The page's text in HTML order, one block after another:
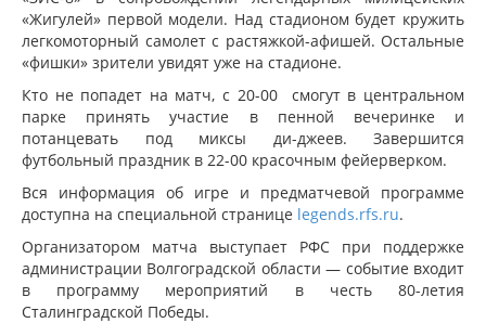
«Жигулей» первой модели. Над стадионом будет кружить
легкомоторный самолет с растяжкой-афишей. Остальные
«фишки» зрители увидят уже на стадионе.
Кто не попадет на матч, с 20-00 смогут в центральном
парке принять участие в пенной вечеринке и
потанцевать под миксы ди-джеев. Завершится
футбольный праздник в 22-00 красочным фейерверком.
Вся информация об игре и предматчевой программе
доступна на специальной странице legends.rfs.ru.
Организатором матча выступает РФС при поддержке
администрации Волгоградской области — событие входит
в программу мероприятий в честь 80-летия
Сталинградской Победы.